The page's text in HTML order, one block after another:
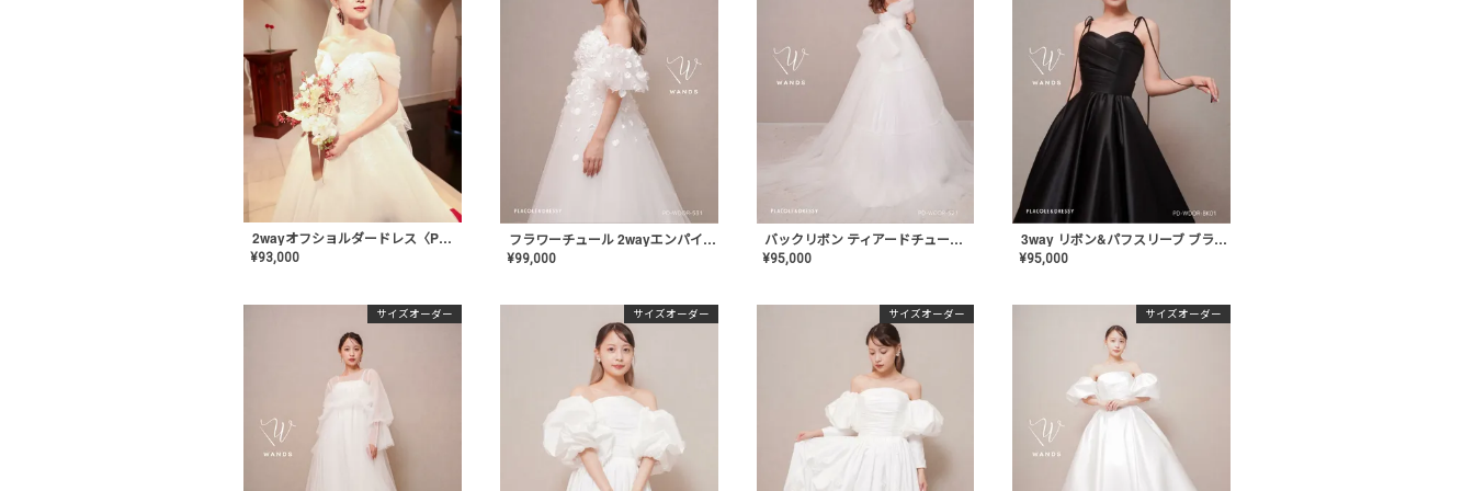
2wayオフショルダードレス〈PD-WDOR-51〉
¥93,000
フラワーチュール 2wayエンパイアドレス〈PD-WDOR-531〉
¥99,000
バックリボン ティアードチュールドレス〈PD-WDOR-521〉
¥95,000
3way リボン&パフスリーブ ブラックドレス〈PD-WDOR-BK01〉
¥95,000
サイズオーダー サイズオーダー サイズオーダー サイズオーダー